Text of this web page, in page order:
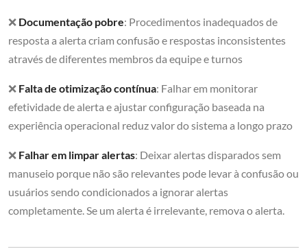
❌ Documentação pobre: Procedimentos inadequados de
resposta a alerta criam confusão e respostas inconsistentes
através de diferentes membros da equipe e turnos
❌ Falta de otimização contínua: Falhar em monitorar
efetividade de alerta e ajustar configuração baseada na
experiência operacional reduz valor do sistema a longo prazo
❌ Falhar em limpar alertas: Deixar alertas disparados sem
manuseio porque não são relevantes pode levar à confusão ou
usuários sendo condicionados a ignorar alertas
completamente. Se um alerta é irrelevante, remova o alerta.